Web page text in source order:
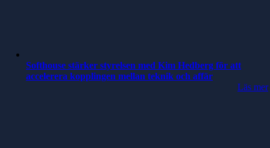
Softhouse stärker styrelsen med Kim Hedberg för att
accelerera kopplingen mellan teknik och affär
Läs mer